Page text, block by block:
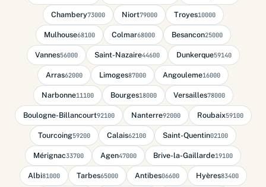
Chambery73000 Niort79000 Troyes10000
Mulhouse68100 Colmar68000 Besancon25000
Vannes56000 Saint-Nazaire44600 Dunkerque59140
Arras62000 Limoges87000 Angouleme16000
Narbonne11100 Bourges18000 Versailles78000
Boulogne-Billancourt92100 Nanterre92000 Roubaix59100
Tourcoing59200 Calais62100 Saint-Quentin02100
Mérignac33700 Agen47000 Brive-la-Gaillarde19100
Albi81000 Tarbes65000 Antibes06600 Hyères83400